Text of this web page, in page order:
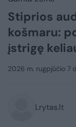
Stiprios
košmaru:
įstrigę
2026 m. rugpjūčio 7
Lrytas.lt